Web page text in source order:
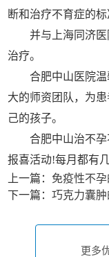
断和治疗不育症的
并与上海同济医
治疗。
合肥中山医院温
大的师资团队，为
己的孩子。
合肥中山治不孕
报喜活动!每月都有
上一篇： 免疫性不
下一篇：巧克力囊
更多